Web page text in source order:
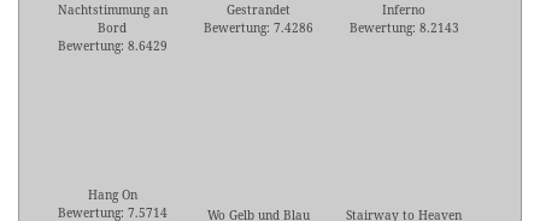
Nachtstimmung an
Bord
Bewertung: 8.6429
Gestrandet
Bewertung: 7.4286
Inferno
Bewertung: 8.2143
Hang On
Bewertung: 7.5714
Wo Gelb und Blau
Stairway to Heaven